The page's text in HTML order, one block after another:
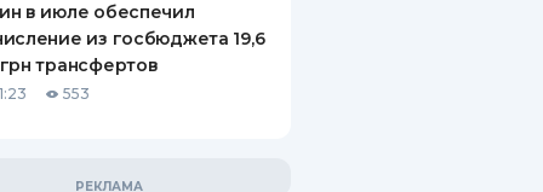
в июле обеспечил
из госбюджета 19,6
трансфертов
553